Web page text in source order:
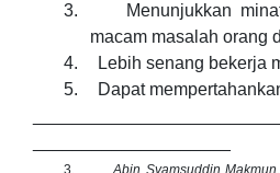
3.
Menunjukkan
macam masalah orang
4.
Lebih senang bekerja
5.
Dapat
3. Abin Syamsuddin Makmun